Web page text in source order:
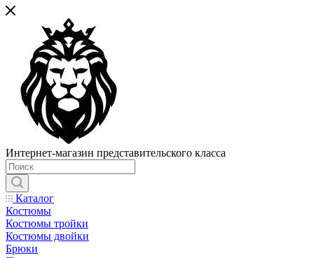
Интернет-магазин представительского класса
Каталог
Костюмы
Костюмы тройки
Костюмы двойки
Брюки